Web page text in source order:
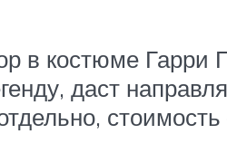
в костюме Гарри
даст